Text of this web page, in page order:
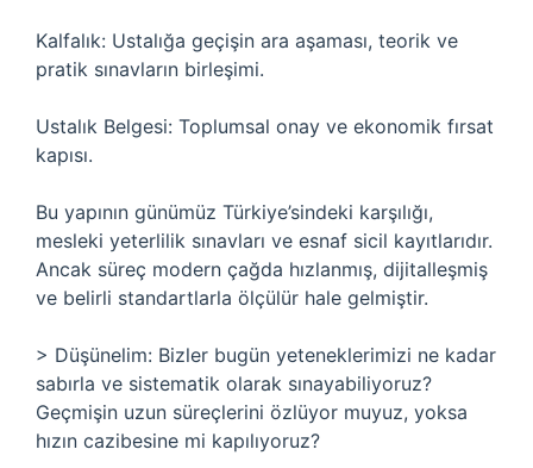
Kalfalık: Ustalığa geçişin ara aşaması, teorik ve
pratik sınavların birleşimi.
Ustalık Belgesi: Toplumsal onay ve ekonomik fırsat
kapısı.
Bu yapının günümüz Türkiye’sindeki karşılığı,
mesleki yeterlilik sınavları ve esnaf sicil kayıtlarıdır.
Ancak süreç modern çağda hızlanmış, dijitalleşmiş
ve belirli standartlarla ölçülür hale gelmiştir.
> Düşünelim: Bizler bugün yeteneklerimizi ne kadar
sabırla ve sistematik olarak sınayabiliyoruz?
Geçmişin uzun süreçlerini özlüyor muyuz, yoksa
hızın cazibesine mi kapılıyoruz?